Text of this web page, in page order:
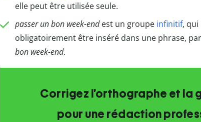
elle peut être utilisée seule.
passer un bon week-endest un groupe infinitif, qui
obligatoirement être inséré dans une phrase,
bon week-end.
Corrigez l’orthographe et la
pour une rédaction